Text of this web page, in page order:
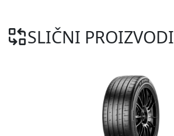
SLIČNI PROIZVODI